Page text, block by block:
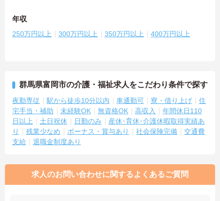
年収
250万円以上 300万円以上 350万円以上 400万円以上
群馬県富岡市の介護・福祉求人をこだわり条件で探す
夜勤専従 駅から徒歩10分以内 車通勤可 寮・借り上げ
住
宅手当・補助
未経験OK 無資格OK 高収入
年間休日110
日以上
土日祝休 日勤のみ
産休･育休･介護休暇取得実績あ
り
残業少なめ ボーナス・賞与あり 社会保険完備
交通費
支給
退職金制度あり
求人のお問い合わせに関するよくあるご質問